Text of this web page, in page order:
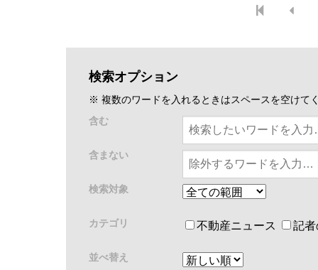
検索オプション
※ 複数のワードを入れるときはスペースを空けて
含む
含まない
検索対象
カテゴリ 不動産ニュース 記者
並べ替え